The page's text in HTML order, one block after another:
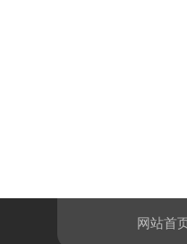
网站首